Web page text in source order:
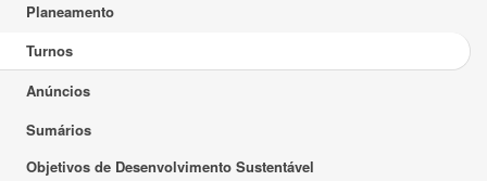
Planeamento
Turnos
Anúncios
Sumários
Objetivos de Desenvolvimento Sustentável